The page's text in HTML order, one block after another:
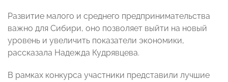
Развитие малого и среднего предпринимательства
важно для Сибири, оно позволяет выйти на новый
уровень и увеличить показатели экономики,
рассказала Надежда Кудрявцева.
В рамках конкурса участники представили лучшие